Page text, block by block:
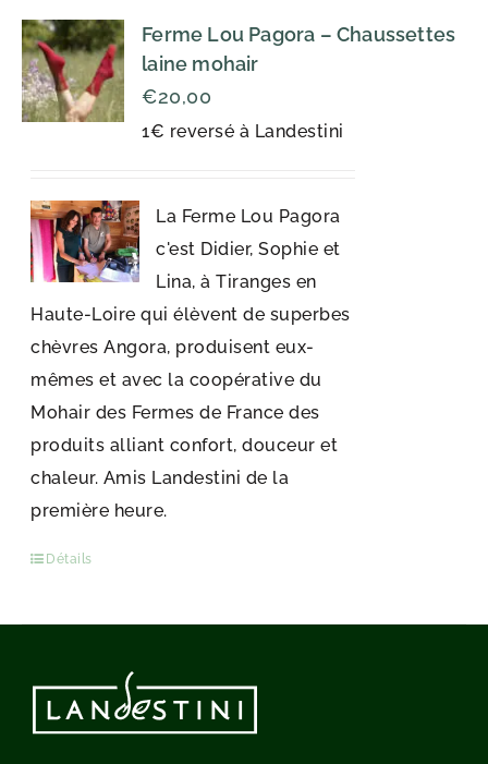
Ferme Lou Pagora – Chaussettes
laine mohair
1€ reversé à Landestini
€20,00
La Ferme Lou Pagora
c'est Didier, Sophie et
Lina, à Tiranges en
Haute-Loire qui élèvent de superbes
chèvres Angora, produisent eux-
mêmes et avec la coopérative du
Mohair des Fermes de France des
produits alliant confort, douceur et
chaleur. Amis Landestini de la
première heure.
Détails